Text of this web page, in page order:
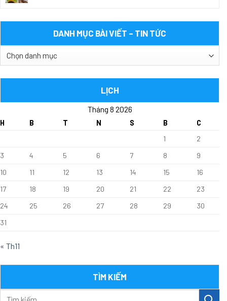
DANH MỤC BÀI VIẾT – TIN TỨC
DANH
TỨC
LỊCH
Tháng 8 2026
H B T N S B
C
1
2
3
4 5 6 7 8
9
10
11 12 13 14 15
16
17
18 19 20 21 22
23
24
25 26 27 28 29
30
31
« Th11
TÌM KIẾM